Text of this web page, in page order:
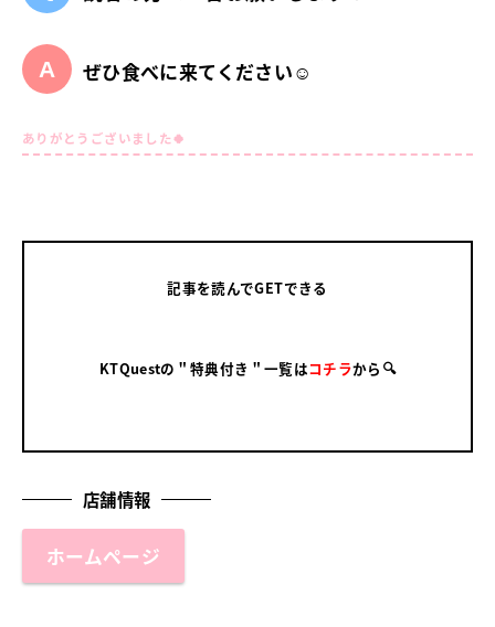
ぜひ食べに来てください☺
ありがとうございました🍀
記事を読んでGETできる
KTQuestの＂特典付き＂一覧はコチラから🔍
店舗情報
ホームページ